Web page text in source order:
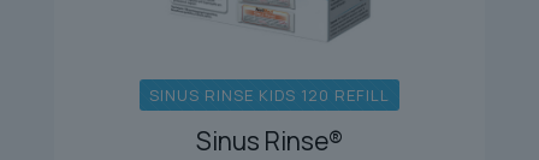
SINUS RINSE KIDS 120 REFILL
Sinus Rinse®